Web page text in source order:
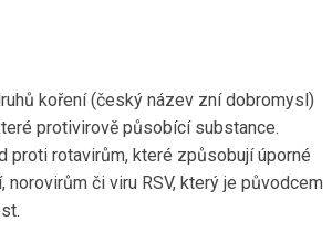
koření (český název zní dobromysl)
protivirově působící substance.
proti rotavirům, které způsobují úporné
norovirům či viru RSV, který je původcem